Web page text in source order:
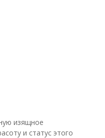
изящное
и статус этого